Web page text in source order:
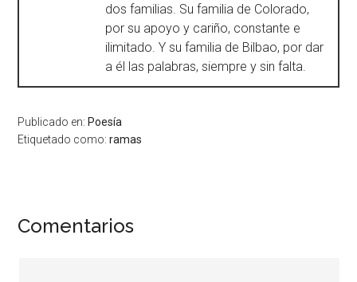
dos familias. Su familia de Colorado,
por su apoyo y cariño, constante e
ilimitado. Y su familia de Bilbao, por dar
a él las palabras, siempre y sin falta.
Publicado en: Poesía
Etiquetado como:ramas
Comentarios